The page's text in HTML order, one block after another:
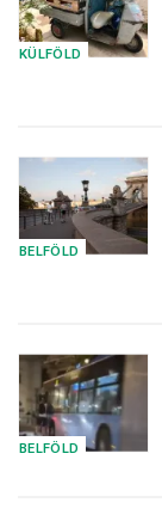
KÜLFÖLD
BELFÖLD
BELFÖLD